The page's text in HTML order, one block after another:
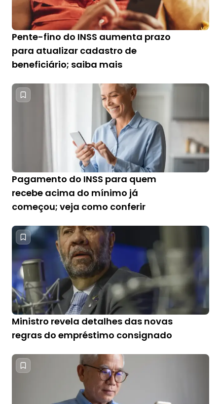
Pente-fino do INSS aumenta prazo
para atualizar cadastro de
beneficiário; saiba mais
Pagamento do INSS para quem
recebe acima do mínimo já
começou; veja como conferir
Ministro revela detalhes das novas
regras do empréstimo consignado